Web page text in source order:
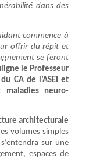
dans des
commence à
offrir du répit et
se feront
le Professeur
CA de l’ASEI et
neuro-
architecturale
volumes simples
sur une
espaces de